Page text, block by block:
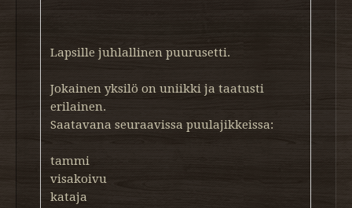
Lapsille juhlallinen puurusetti.
Jokainen yksilö on uniikki ja taatusti
erilainen.
Saatavana seuraavissa puulajikkeissa:
tammi
visakoivu
kataja